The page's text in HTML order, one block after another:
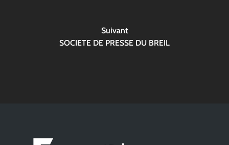
Suivant
SOCIETE DE PRESSE DU BREIL